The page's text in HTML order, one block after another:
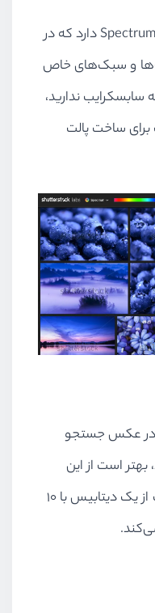
خب Shutterstock ابزاری به نام Spectrum دارد که در
و سبک‌های خاص
سابسکرایب ندارید،
برای ساخت پالت
در عکس جستجو
است از این
سایت استفاده کنید. این وبسایت از یک دیتابیس با ۱۰